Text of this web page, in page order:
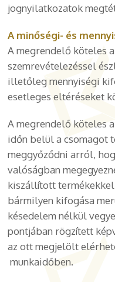
jognyilatkozatok
A minőségi- és
A megrendelő köteles
szemrevételezéssel
illetőleg mennyiségi
esetleges eltéréseket
A megrendelő köteles
időn belül a csomagot
meggyőződni arról,
valóságban
kiszállított
bármilyen kifogása
késedelem nélkül
pontjában rögzített
az ott megjelölt
munkaidőben.